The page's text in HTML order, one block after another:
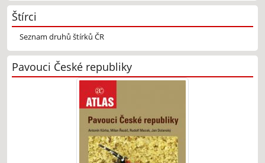
Štírci
Seznam druhů štírků ČR
Pavouci České republiky